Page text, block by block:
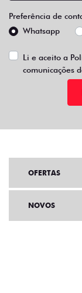
Preferência de
Whatsapp
Li e aceito a
comunicações
OFERTAS
NOVOS